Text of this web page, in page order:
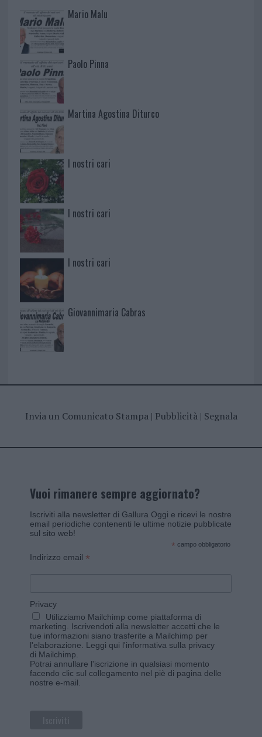
Mario Malu
Paolo Pinna
Martina Agostina Diturco
I nostri cari
I nostri cari
I nostri cari
Giovannimaria Cabras
Invia un Comunicato Stampa| Pubblicità| Segnala
Vuoi rimanere sempre aggiornato?
Iscriviti alla newsletter di Gallura Oggi e ricevi le nostre
email periodiche contenenti le ultime notizie pubblicate
sul sito web!
* campo obbligatorio
Indirizzo email *
Privacy
Utilizziamo Mailchimp come piattaforma di
marketing. Iscrivendoti alla newsletter accetti che le
tue informazioni siano trasferite a Mailchimp per
l'elaborazione. Leggi qui l'informativa sulla privacy
di Mailchimp
Potrai annullare l'iscrizione in qualsiasi momento
facendo clic sul collegamento nel piè di pagina delle
nostre e-mail.